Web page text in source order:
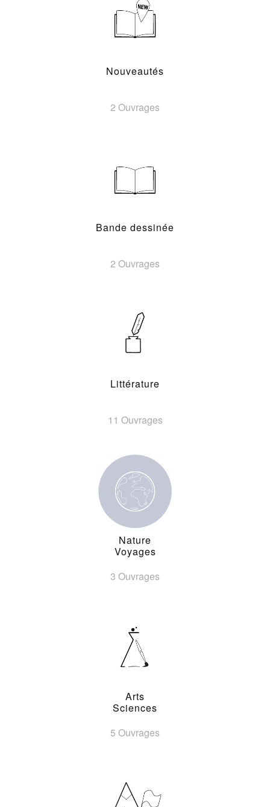
Nouveautés
2 Ouvrages
Bande dessinée
2 Ouvrages
Littérature
11 Ouvrages
Nature
Voyages
3 Ouvrages
Arts
Sciences
5 Ouvrages